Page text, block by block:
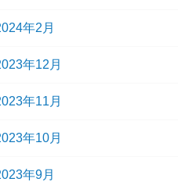
年2月
年12月
年11月
年10月
年9月